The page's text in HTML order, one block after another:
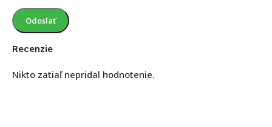
Recenzie
Nikto zatiaľ nepridal hodnotenie.